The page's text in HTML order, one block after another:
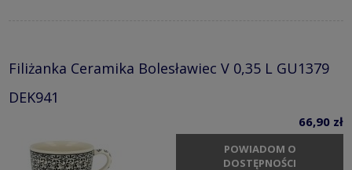
Filiżanka Ceramika Bolesławiec V 0,35 L GU1379
DEK941
66,90 zł
POWIADOM O
DOSTĘPNOŚCI